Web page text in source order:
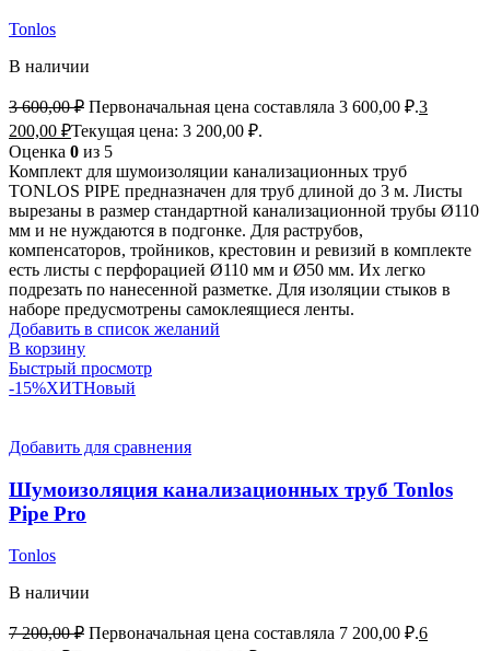
Tonlos
В наличии
3 600,00₽ Первоначальная цена составляла 3 600,00 ₽.3
200,00 ₽Текущая цена: 3 200,00 ₽.
Оценка 0 из 5
Комплект для шумоизоляции канализационных труб
TONLOS PIPE предназначен для труб длиной до 3 м. Листы
вырезаны в размер стандартной канализационной трубы Ø110
мм и не нуждаются в подгонке. Для раструбов,
компенсаторов, тройников, крестовин и ревизий в комплекте
есть листы с перфорацией Ø110 мм и Ø50 мм. Их легко
подрезать по нанесенной разметке. Для изоляции стыков в
наборе предусмотрены самоклеящиеся ленты.
Добавить в список желаний
В корзину
Быстрый просмотр
-15%ХИТНовый
Добавить для сравнения
Шумоизоляция канализационных труб Tonlos
Pipe Pro
Tonlos
В наличии
7 200,00₽ Первоначальная цена составляла 7 200,00 ₽.6